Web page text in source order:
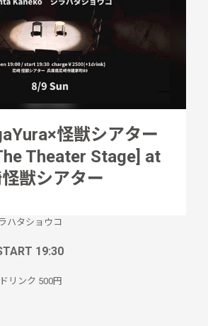
怪獣シアター
Theater Stage] at
獣シアター
ハタショウコ
19:30
リンク 500円